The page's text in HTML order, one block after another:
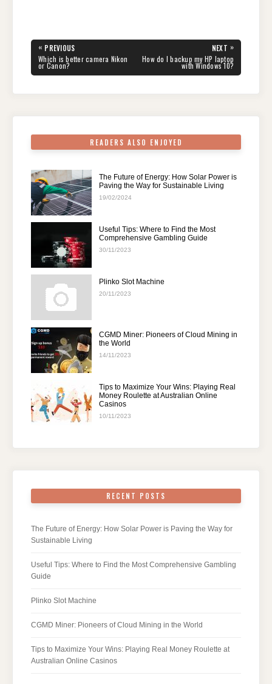
e
b
er e
st
di
t
e
dI
s
A
gr
a
e
Post
navigation
« PREVIOUS
PREVIOUS
POST:
Which is better camera Nikon
or Canon?
NEXT »
NEXT
POST:
How do I backup my HP laptop
with Windows 10?
READERS ALSO ENJOYED
The Future of Energy: How Solar Power is
Paving the Way for Sustainable Living
19/02/2024
Useful Tips: Where to Find the Most
Comprehensive Gambling Guide
30/11/2023
Plinko Slot Machine
20/11/2023
CGMD Miner: Pioneers of Cloud Mining in
the World
14/11/2023
Tips to Maximize Your Wins: Playing Real
Money Roulette at Australian Online
Casinos
10/11/2023
RECENT POSTS
The Future of Energy: How Solar Power is Paving the Way for
Sustainable Living
Useful Tips: Where to Find the Most Comprehensive Gambling
Guide
Plinko Slot Machine
CGMD Miner: Pioneers of Cloud Mining in the World
Tips to Maximize Your Wins: Playing Real Money Roulette at
Australian Online Casinos